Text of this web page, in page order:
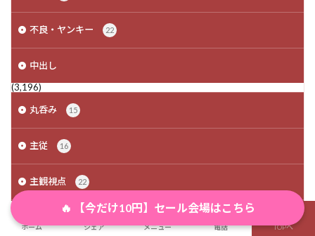
不良・ヤンキー 22
中出し
(3,196)
丸呑み
15
主従 16
主観視点 22
ホーム シェア メニュー 電話 TOPへ
🔥 【今だけ10円】セール会場はこちら